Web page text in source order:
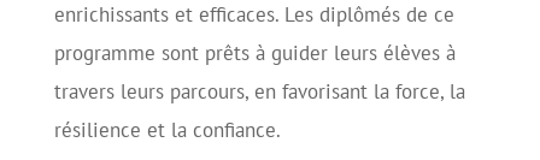
enrichissants et efficaces. Les diplômés de ce
programme sont prêts à guider leurs élèves à
travers leurs parcours, en favorisant la force, la
résilience et la confiance.